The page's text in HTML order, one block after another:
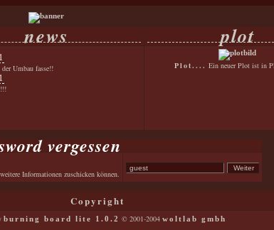
news plot
Umbau fasse!!
Plot.... Ein neuer Plot ist in
vergessen
Informationen zuschicken können.
Copyright
burning board lite 1.0.2 © 2001-2004 woltlab gmbh